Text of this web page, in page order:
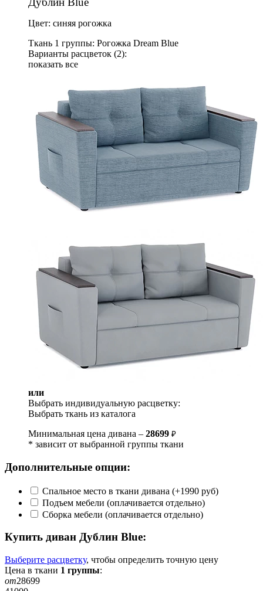
Цвет: синяя рогожка
Ткань 1 группы: Рогожка Dream Blue
Варианты расцветок (2):
показать все
или
Выбрать индивидуальную расцветку:
Выбрать ткань из каталога
Минимальная цена дивана – 28699 ₽
* зависит от выбранной группы ткани
Дополнительные опции:
Спальное место в ткани дивана (+1990 руб)
Подъем мебели (оплачивается отдельно)
Сборка мебели (оплачивается отдельно)
Купить диван Дублин Blue:
Выберите расцветку, чтобы определить точную цену
Цена в ткани 1 группы:
от28699